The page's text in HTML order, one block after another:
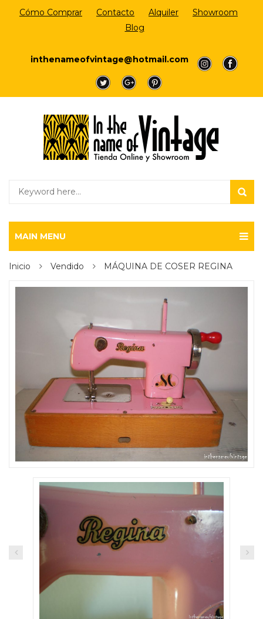
Cómo Comprar Contacto Alquiler
Showroom
Blog
inthenameofvintage@hotmail.com
a
a
a
a a
MAIN MENU
Inicio Vendido MÁQUINA DE COSER REGINA